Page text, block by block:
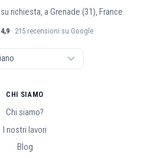
richiesta, a Grenade (31), France.
4,9· 215 recensioni su Google
CHI SIAMO
Chi siamo?
I nostri lavori
Blog